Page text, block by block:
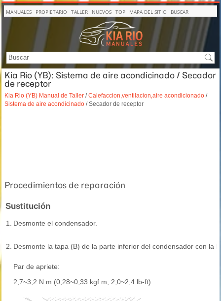
MANUALES PROPIETARIO TALLER NUEVOS TOP MAPA DEL SITIO BUSCAR
Kia Rio (YB): Sistema de aire acondicinado / Secador
de receptor
Kia Rio (YB) Manual de Taller /Calefaccion,ventilacion,aire acondicionado /
Sistema de aire acondicinado / Secador de receptor
Procedimientos de reparación
Sustitución
1. Desmonte el condensador.
2. Desmonte la tapa (B) de la parte inferior del condensador con la
Par de apriete:
2,7~3,2 N.m (0,28~0,33 kgf.m, 2,0~2,4 lb-ft)